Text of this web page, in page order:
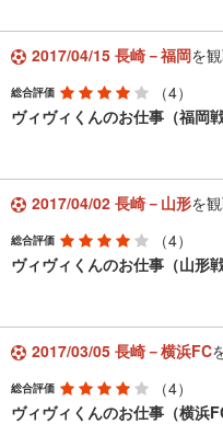
2017/04/15 長崎－福岡を
総合評価
（4）
ヴィヴィくんのお仕事（福岡戦
2017/04/02 長崎－山形を
総合評価
（4）
ヴィヴィくんのお仕事（山形戦
2017/03/05 長崎－横浜FC
総合評価
（4）
ヴィヴィくんのお仕事（横浜